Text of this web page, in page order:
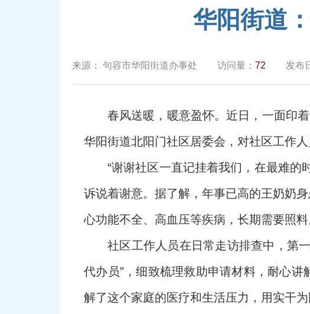
华阳街道
来源： 句容市华阳街道办事处 访问量： 72 发布
春风送暖，暖意盈怀。近日，一面印
华阳街道北阳门社区居委会，对社区工作
“谢谢社区一直记挂着我们，在最难的
诉说着谢意。据了解，年事已高的王奶奶
心功能不全、高血压等疾病，长期需要照
社区工作人员在日常走访排查中，第
代办员”，细致梳理救助申请材料，耐心
解了这个家庭的医疗和生活压力，用实干为